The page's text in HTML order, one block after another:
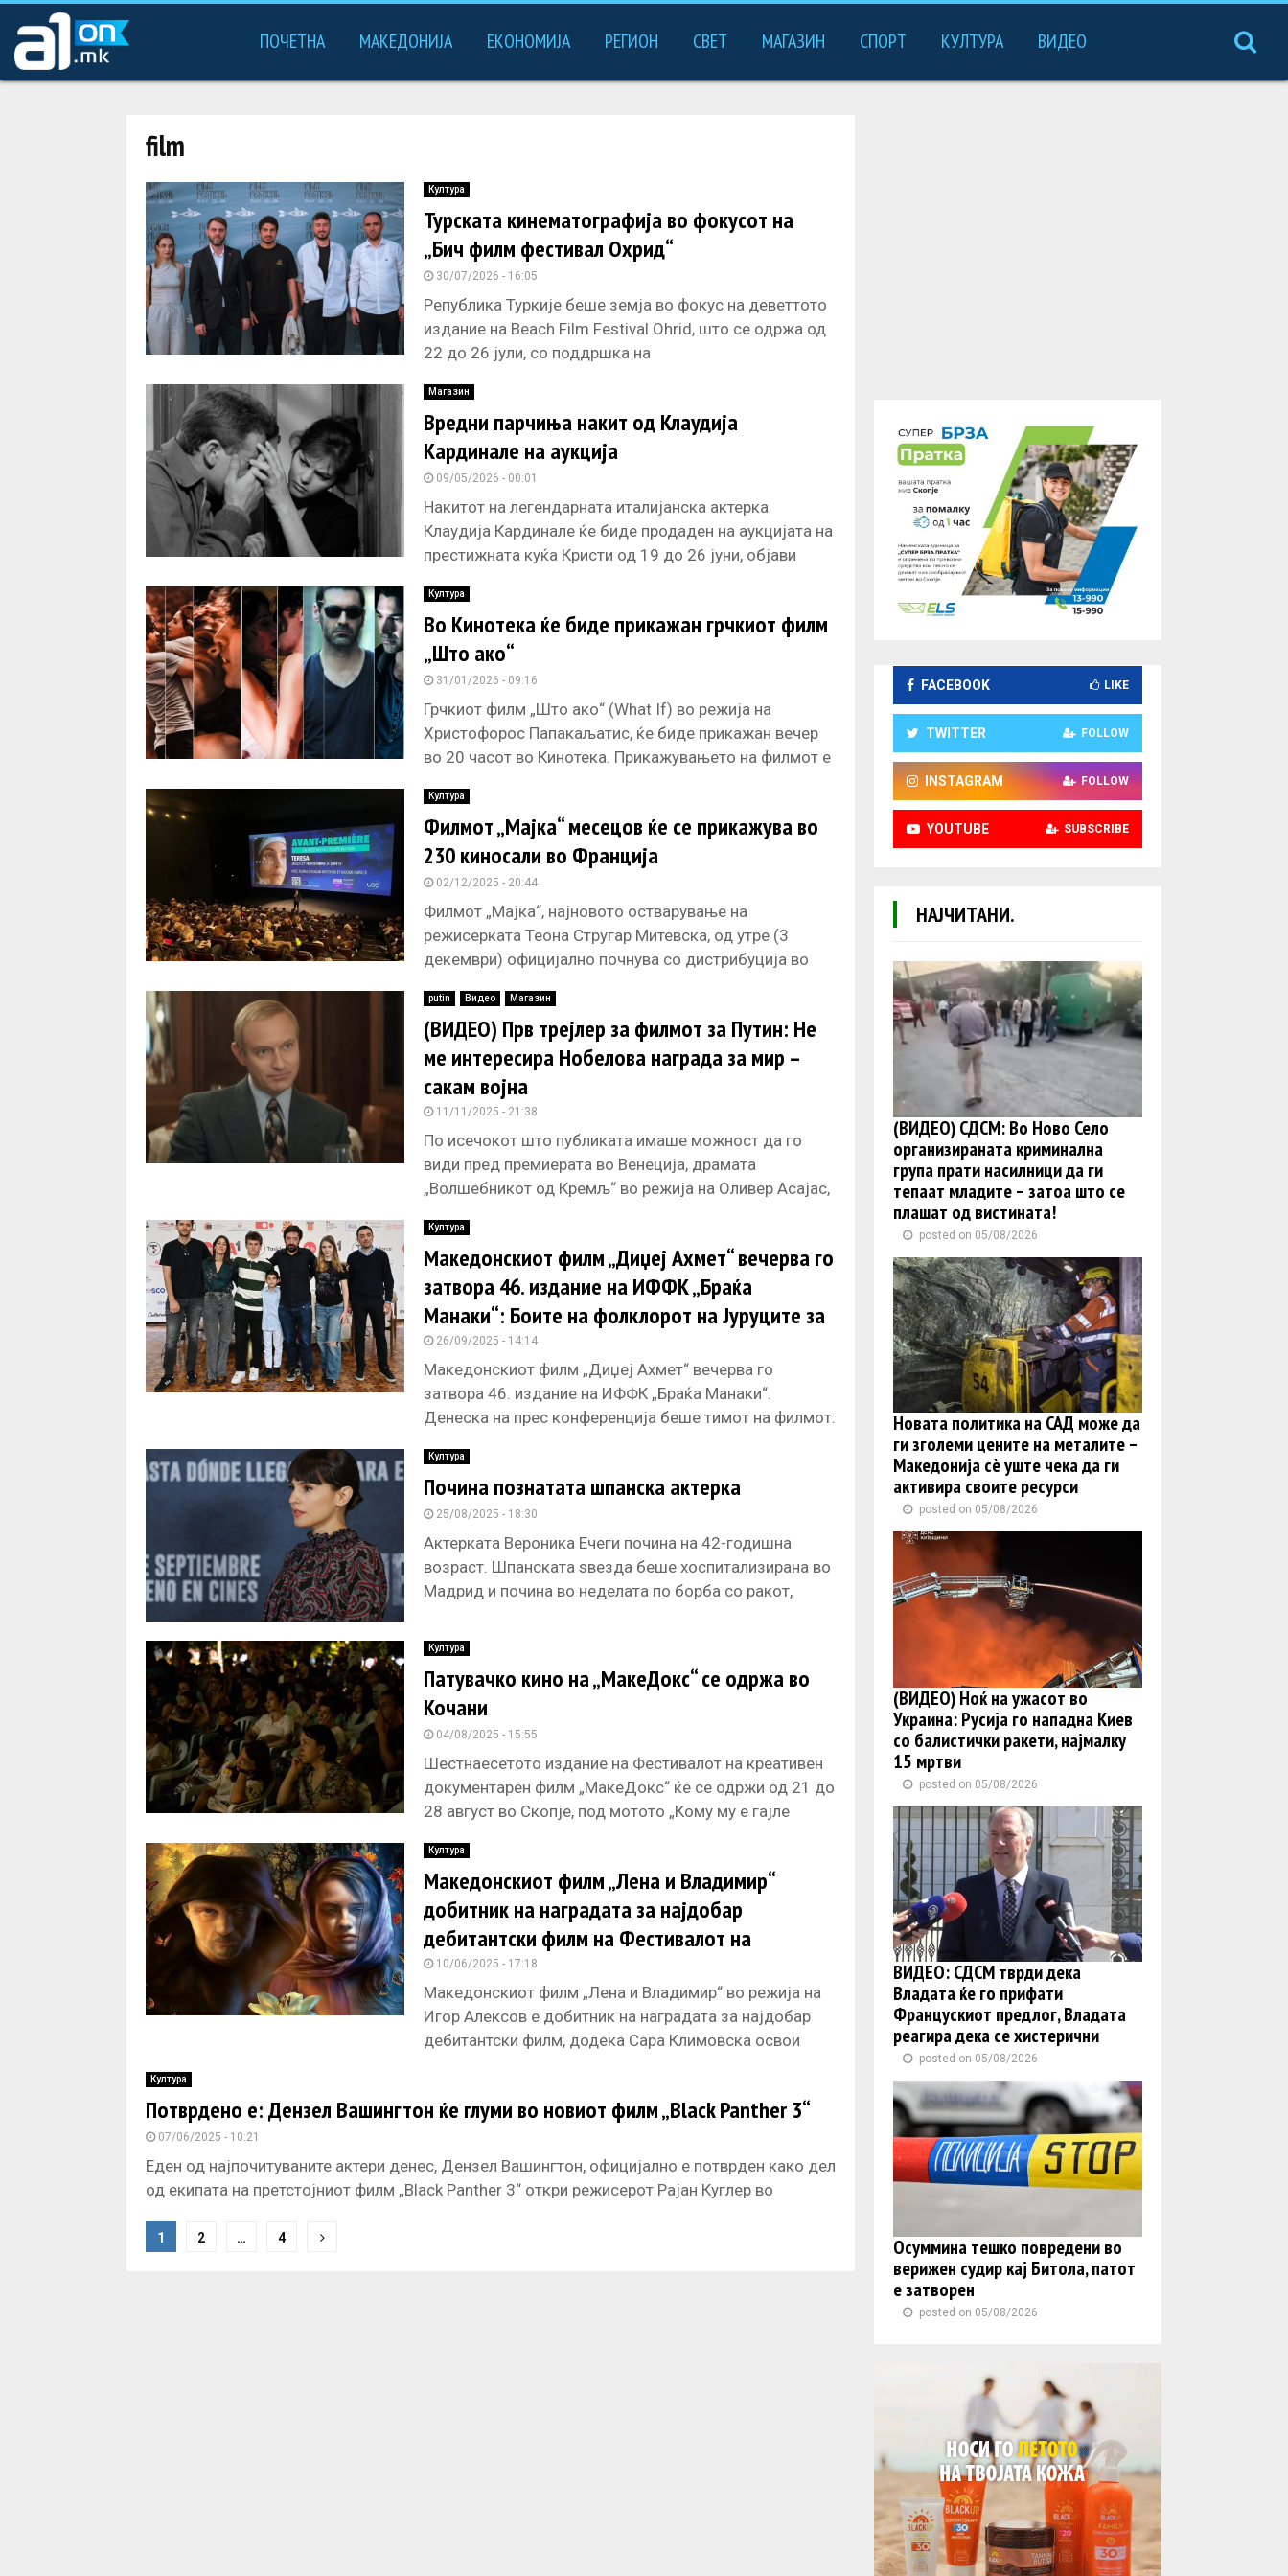
ПОЧЕТНА МАКЕДОНИЈА ЕКОНОМИЈА РЕГИОН СВЕТ МАГАЗИН СПОРТ КУЛТУРА ВИДЕО
film
Култура
Турската кинематографија во фокусот на
„Бич филм фестивал Охрид“
30/07/2026 - 16:05
Република Туркије беше земја во фокус на деветтото
издание на Beach Film Festival Ohrid, што се одржа од
22 до 26 јули, со поддршка на
Магазин
Вредни парчиња накит од Клаудија
Кардинале на аукција
09/05/2026 - 00:01
Накитот на легендарната италијанска актерка
Клаудија Кардинале ќе биде продаден на аукцијата на
престижната куќа Кристи од 19 до 26 јуни, објави
Култура
Во Кинотека ќе биде прикажан грчкиот филм
„Што ако“
31/01/2026 - 09:16
Грчкиот филм „Што ако“ (What If) во режија на
Христофорос Папакаљатис, ќе биде прикажан вечер
во 20 часот во Кинотека. Прикажувањето на филмот е
Култура
Филмот „Мајка“ месецов ќе се прикажува во
230 киносали во Франција
02/12/2025 - 20:44
Филмот „Мајка“, најновото остварување на
режисерката Теона Стругар Митевска, од утре (3
декември) официјално почнува со дистрибуција во
исклучителен
putin Видео Магазин
(ВИДЕО) Прв трејлер за филмот за Путин: Не
ме интересира Нобелова награда за мир –
сакам војна
11/11/2025 - 21:38
По исечокот што публиката имаше можност да го
види пред премиерата во Венеција, драмата
„Волшебникот од Кремљ“ во режија на Оливер Асајас,
Култура
Македонскиот филм „Диџеј Ахмет“ вечерва го
затвора 46. издание на ИФФК „Браќа
Манаки“: Боите на фолклорот на Јуруците за
мене како кинематографер беа
највпечатливи, рече Наум Доксевски
26/09/2025 - 14:14
Македонскиот филм „Диџеј Ахмет“ вечерва го
затвора 46. издание на ИФФК „Браќа Манаки“.
Денеска на прес конференција беше тимот на филмот:
Култура
Почина познатата шпанска актерка
25/08/2025 - 18:30
Актерката Вероника Ечеги почина на 42-годишна
возраст. Шпанската ѕвезда беше хоспитализирана во
Мадрид и почина во неделата по борба со ракот,
Култура
Патувачко кино на „МакеДокс“ се одржа во
Кочани
04/08/2025 - 15:55
Шестнаесетото издание на Фестивалот на креативен
документарен филм „МакеДокс“ ќе се одржи од 21 до
28 август во Скопје, под мотото „Кому му е гајле
Култура
Македонскиот филм „Лена и Владимир“
добитник на наградата за најдобар
дебитантски филм на Фестивалот на
Југоисточна Европа 2025
10/06/2025 - 17:18
Македонскиот филм „Лена и Владимир“ во режија на
Игор Алексов е добитник на наградата за најдобар
дебитантски филм, додека Сара Климовска освои
Култура
Потврдено е: Дензел Вашингтон ќе глуми во новиот филм „Black Panther 3“
07/06/2025 - 10:21
Еден од најпочитуваните актери денес, Дензел Вашингтон, официјално е потврден како дел
од екипата на претстојниот филм „Black Panther 3“ откри режисерот Рајан Куглер во
1 2 … 4
FACEBOOK LIKE
TWITTER FOLLOW
INSTAGRAM FOLLOW
YOUTUBE SUBSCRIBE
НАЈЧИТАНИ.
(ВИДЕО) СДСМ: Во Ново Село
организираната криминална
група прати насилници да ги
тепаат младите – затоа што се
плашат од вистината!
posted on 05/08/2026
Новата политика на САД може да
ги зголеми цените на металите –
Македонија сè уште чека да ги
активира своите ресурси
posted on 05/08/2026
(ВИДЕО) Ноќ на ужасот во
Украина: Русија го нападна Киев
со балистички ракети, најмалку
15 мртви
posted on 05/08/2026
ВИДЕО: СДСМ тврди дека
Владата ќе го прифати
Францускиот предлог, Владата
реагира дека се хистерични
posted on 05/08/2026
Осуммина тешко повредени во
верижен судир кај Битола, патот
е затворен
posted on 05/08/2026